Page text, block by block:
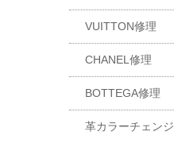
VUITTON修理
CHANEL修理
BOTTEGA修理
革カラーチェンジ